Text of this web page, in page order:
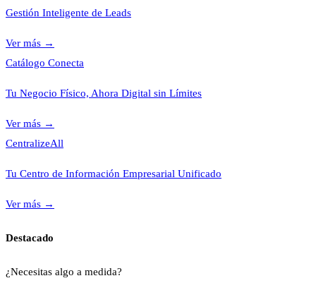
Gestión Inteligente de Leads
Ver más →
Catálogo Conecta
Tu Negocio Físico, Ahora Digital sin Límites
Ver más →
CentralizeAll
Tu Centro de Información Empresarial Unificado
Ver más →
Destacado
¿Necesitas algo a medida?